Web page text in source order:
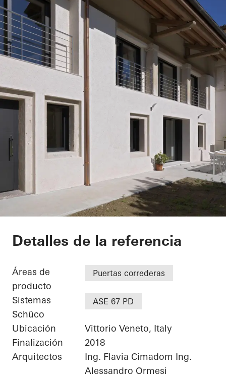
Private Home
Detalles de la referencia
Áreas de
producto
Puertas correderas
Sistemas
Schüco
ASE 67 PD
Ubicación
Vittorio Veneto, Italy
Finalización
2018
Arquitectos
Ing. Flavia Cimadom Ing.
Alessandro Ormesi